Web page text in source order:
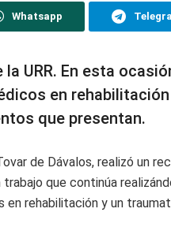
Whatsapp
URR. En esta
en
que presentan.
de Dávalos, realizó un
que continúa
rehabilitación y un